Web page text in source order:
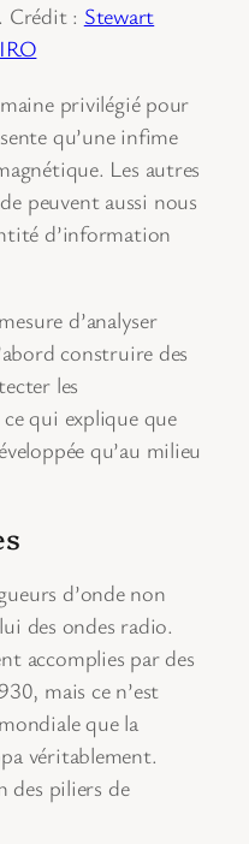
Crédit : Stewart
privilégié pour
qu’une infime
Les autres
peuvent aussi nous
d’information
d’analyser
construire des
les
qui explique que
qu’au milieu
d’onde non
des ondes radio.
accomplies par des
mais ce n’est
que la
véritablement.
des piliers de